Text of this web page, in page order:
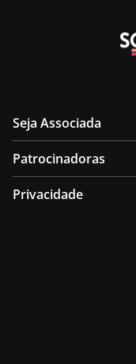
Seja Associada
Patrocinadoras
Privacidade